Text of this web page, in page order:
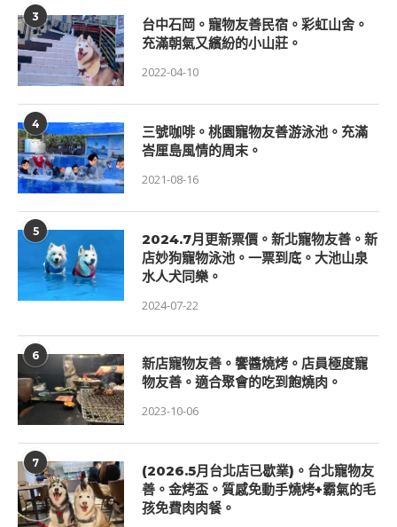
3
台中石岡。寵物友善民宿。彩虹山舍。
充滿朝氣又繽紛的小山莊。
2022-04-10
4
三號咖啡。桃園寵物友善游泳池。充滿
峇厘島風情的周末。
2021-08-16
5
2024.7月更新票價。新北寵物友善。新
店妙狗寵物泳池。一票到底。大池山泉
水人犬同樂。
2024-07-22
6
新店寵物友善。饗醬燒烤。店員極度寵
物友善。適合聚會的吃到飽燒肉。
2023-10-06
7
(2026.5月台北店已歇業)。台北寵物友
善。金烤盃。質感免動手燒烤+霸氣的毛
孩免費肉肉餐。